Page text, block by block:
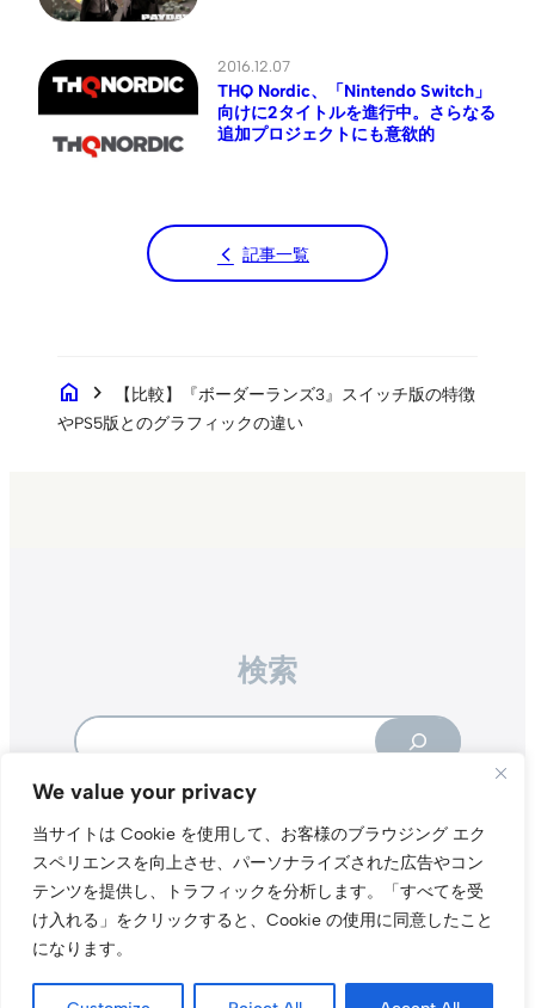
We value your privacy
当サイトは Cookie を使用して、お客様のブラウジング エク
スペリエンスを向上させ、パーソナライズされた広告やコン
テンツを提供し、トラフィックを分析します。
「すべてを受
け入れる」をクリックすると、Cookie の使用に同意したこと
になります。
2016.12.07
THQ Nordic、「Nintendo Switch」
向けに2タイトルを進行中。さらなる
追加プロジェクトにも意欲的
記事一覧
home chevron_right
【比較】『ボーダーランズ3』スイッチ版の特徴
やPS5版とのグラフィックの違い
検索
X（旧